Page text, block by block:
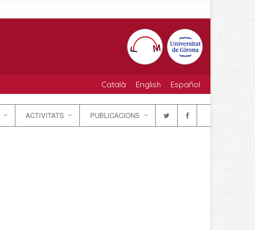
Català English Español
ACTIVITATS PUBLICACIONS